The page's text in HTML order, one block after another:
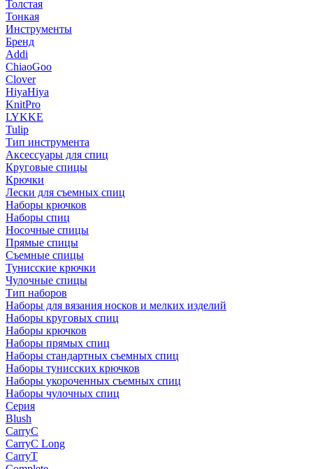
Толстая
Тонкая
Инструменты
Бренд
Addi
ChiaoGoo
Clover
HiyaHiya
KnitPro
LYKKE
Tulip
Тип инструмента
Аксессуары для спиц
Круговые спицы
Крючки
Лески для съемных спиц
Наборы крючков
Наборы спиц
Носочные спицы
Прямые спицы
Съемные спицы
Тунисские крючки
Чулочные спицы
Тип наборов
Наборы для вязания носков и мелких изделий
Наборы круговых спиц
Наборы крючков
Наборы прямых спиц
Наборы стандартных съемных спиц
Наборы тунисских крючков
Наборы укороченных съемных спиц
Наборы чулочных спиц
Серия
Blush
CarryC
CarryC Long
CarryT